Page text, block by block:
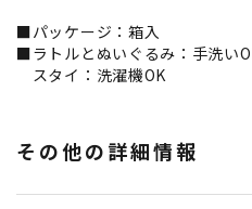
■パッケージ：箱入
■ラトルとぬいぐるみ：手洗い
スタイ：洗濯機OK
その他の詳細情報